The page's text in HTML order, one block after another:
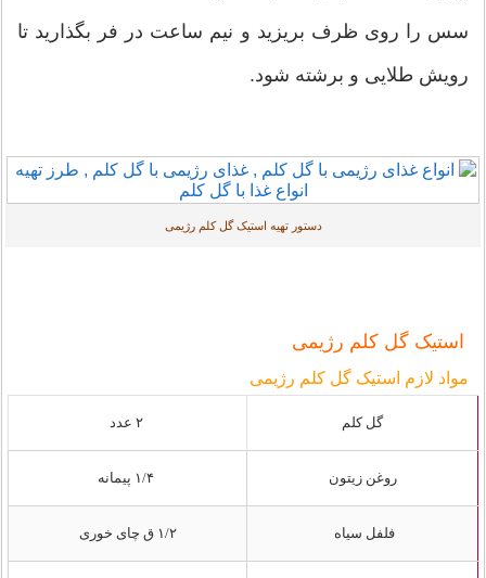
سس را روی ظرف بریزید و نیم ساعت در فر بگذارید تا
رویش طلایی و برشته شود.
دستور تهیه استیک گل کلم رژیمی
استیک گل کلم رژیمی
مواد لازم استیک گل کلم رژیمی
گل کلم ۲ عدد
روغن زیتون
فلفل سیاه ۱/۲ ق چای خوری